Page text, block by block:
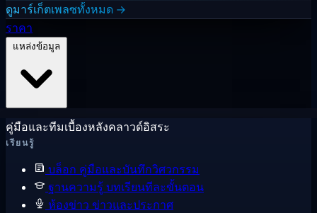
ดูมาร์เก็ตเพลซทั้งหมด →
ราคา
คู่มือและทีมเบื้องหลังคลาวด์อิสระ
เรียนรู้
บล็อก คู่มือและบันทึกวิศวกรรม
ฐานความรู้ บทเรียนทีละขั้นตอน
ห้องข่าว ข่าวและประกาศ